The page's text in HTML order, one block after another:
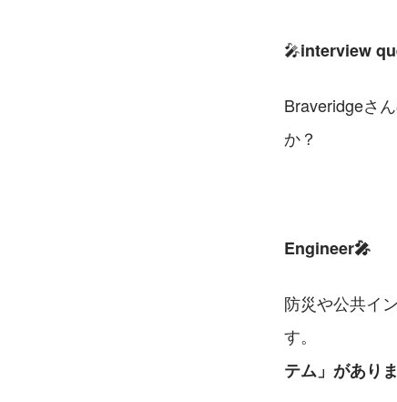
🎤interview
Braveridgeさ
か？
Engineer🎤
防災や公共イ
す。　　　　
テム」がありま